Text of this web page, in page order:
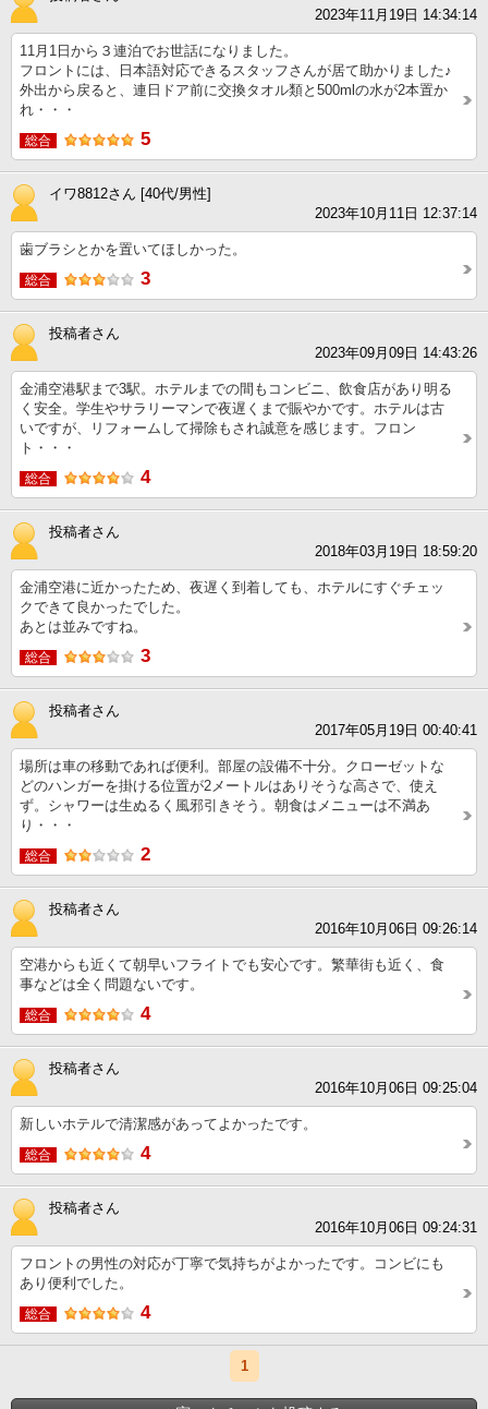
2023年11月19日 14:34:14
11月1日から３連泊でお世話になりました。
フロントには、日本語対応できるスタッフさんが居て助かりました♪
外出から戻ると、連日ドア前に交換タオル類と500mlの水が2本置か
れ・・・
総合 5
イワ8812さん [40代/男性]
2023年10月11日 12:37:14
歯ブラシとかを置いてほしかった。
総合 3
投稿者さん
2023年09月09日 14:43:26
金浦空港駅まで3駅。ホテルまでの間もコンビニ、飲食店があり明る
く安全。学生やサラリーマンで夜遅くまで賑やかです。ホテルは古
いですが、リフォームして掃除もされ誠意を感じます。フロン
ト・・・
総合 4
投稿者さん
2018年03月19日 18:59:20
金浦空港に近かったため、夜遅く到着しても、ホテルにすぐチェッ
クできて良かったでした。
あとは並みですね。
総合 3
投稿者さん
2017年05月19日 00:40:41
場所は車の移動であれば便利。部屋の設備不十分。クローゼットな
どのハンガーを掛ける位置が2メートルはありそうな高さで、使え
ず。シャワーは生ぬるく風邪引きそう。朝食はメニューは不満あ
り・・・
総合 2
投稿者さん
2016年10月06日 09:26:14
空港からも近くて朝早いフライトでも安心です。繁華街も近く、食
事などは全く問題ないです。
総合 4
投稿者さん
2016年10月06日 09:25:04
新しいホテルで清潔感があってよかったです。
総合 4
投稿者さん
2016年10月06日 09:24:31
フロントの男性の対応が丁寧で気持ちがよかったです。コンビにも
あり便利でした。
総合 4
1